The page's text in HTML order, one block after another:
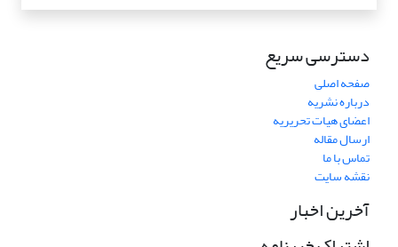
دسترسی سریع
صفحه اصلی
درباره نشریه
اعضای هیات تحریریه
ارسال مقاله
تماس با ما
نقشه سایت
آخرین اخبار